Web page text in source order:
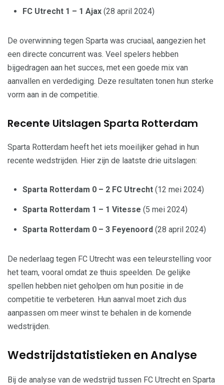
FC Utrecht 1 – 1 Ajax (28 april 2024)
De overwinning tegen Sparta was cruciaal, aangezien het
een directe concurrent was. Veel spelers hebben
bijgedragen aan het succes, met een goede mix van
aanvallen en verdediging. Deze resultaten tonen hun sterke
vorm aan in de competitie.
Recente Uitslagen Sparta Rotterdam
Sparta Rotterdam heeft het iets moeilijker gehad in hun
recente wedstrijden. Hier zijn de laatste drie uitslagen:
Sparta Rotterdam 0 – 2 FC Utrecht (12 mei 2024)
Sparta Rotterdam 1 – 1 Vitesse (5 mei 2024)
Sparta Rotterdam 0 – 3 Feyenoord (28 april 2024)
De nederlaag tegen FC Utrecht was een teleurstelling voor
het team, vooral omdat ze thuis speelden. De gelijke
spellen hebben niet geholpen om hun positie in de
competitie te verbeteren. Hun aanval moet zich dus
aanpassen om meer winst te behalen in de komende
wedstrijden.
Wedstrijdstatistieken en Analyse
Bij de analyse van de wedstrijd tussen FC Utrecht en Sparta